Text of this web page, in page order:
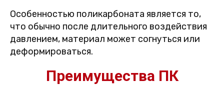
Особенностью поликарбоната является то,
что обычно после длительного воздействия
давлением, материал может согнуться или
деформироваться.
Преимущества ПК